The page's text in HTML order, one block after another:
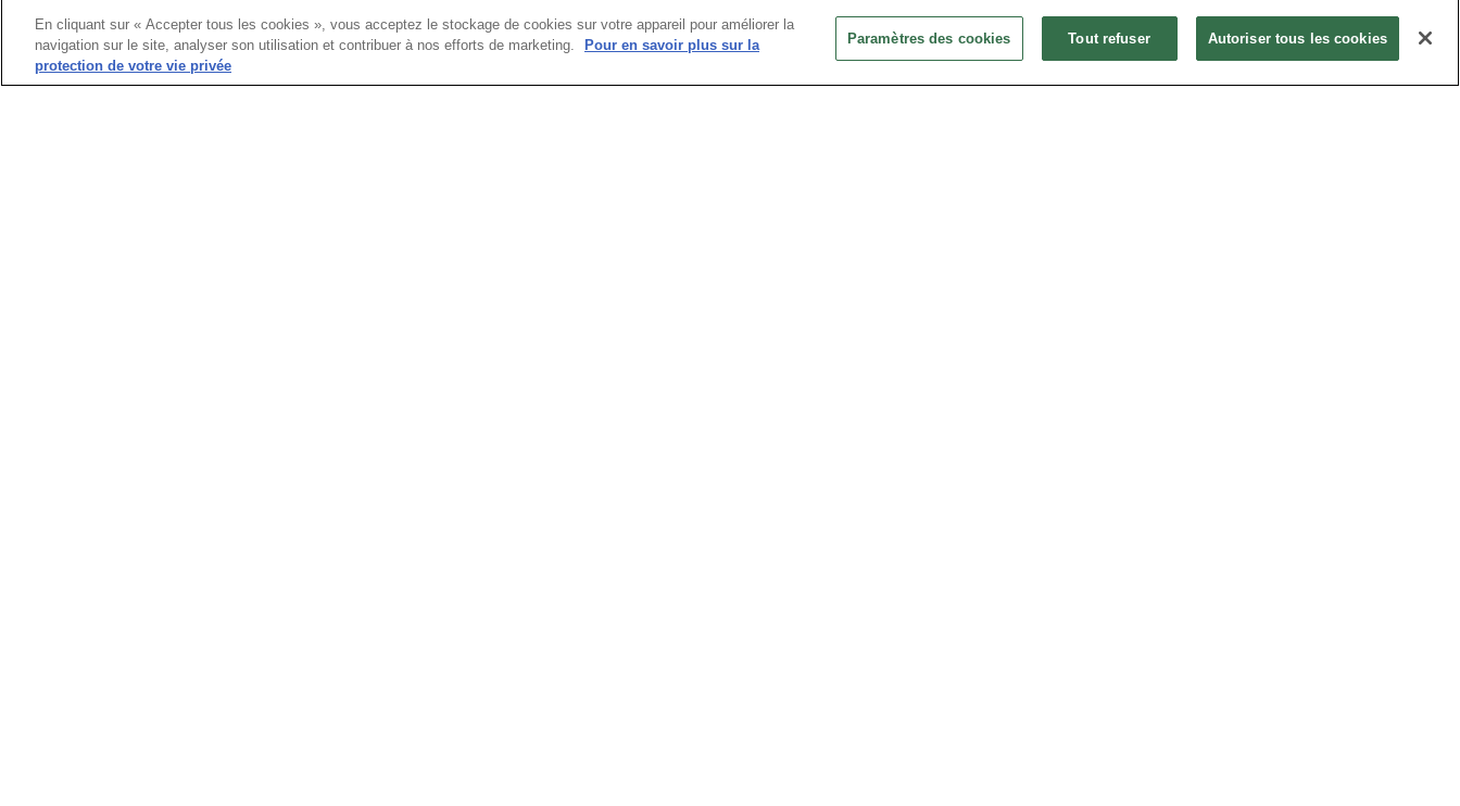
En cliquant sur « Accepter tous les cookies », vous acceptez le stockage de cookies sur votre appareil pour améliorer la
navigation sur le site, analyser son utilisation et contribuer à nos efforts de marketing.
Pour en savoir plus sur la
protection de votre vie privée
Paramètres des cookies Tout refuser Autoriser tous les cookies